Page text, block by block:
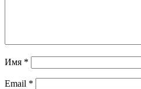
Имя *
Email *